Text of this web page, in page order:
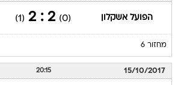
הפועל אשקלון (0)
2 : 2
(1)
מחזור 6
15/10/2017
20:15